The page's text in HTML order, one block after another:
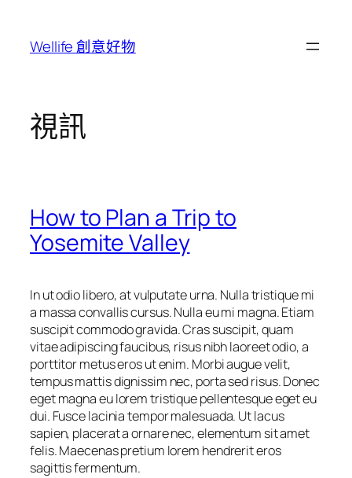
Wellife 創意好物
視訊
How to Plan a Trip to
Yosemite Valley
In ut odio libero, at vulputate urna. Nulla tristique mi
a massa convallis cursus. Nulla eu mi magna. Etiam
suscipit commodo gravida. Cras suscipit, quam
vitae adipiscing faucibus, risus nibh laoreet odio, a
porttitor metus eros ut enim. Morbi augue velit,
tempus mattis dignissim nec, porta sed risus. Donec
eget magna eu lorem tristique pellentesque eget eu
dui. Fusce lacinia tempor malesuada. Ut lacus
sapien, placerat a ornare nec, elementum sit amet
felis. Maecenas pretium lorem hendrerit eros
sagittis fermentum.